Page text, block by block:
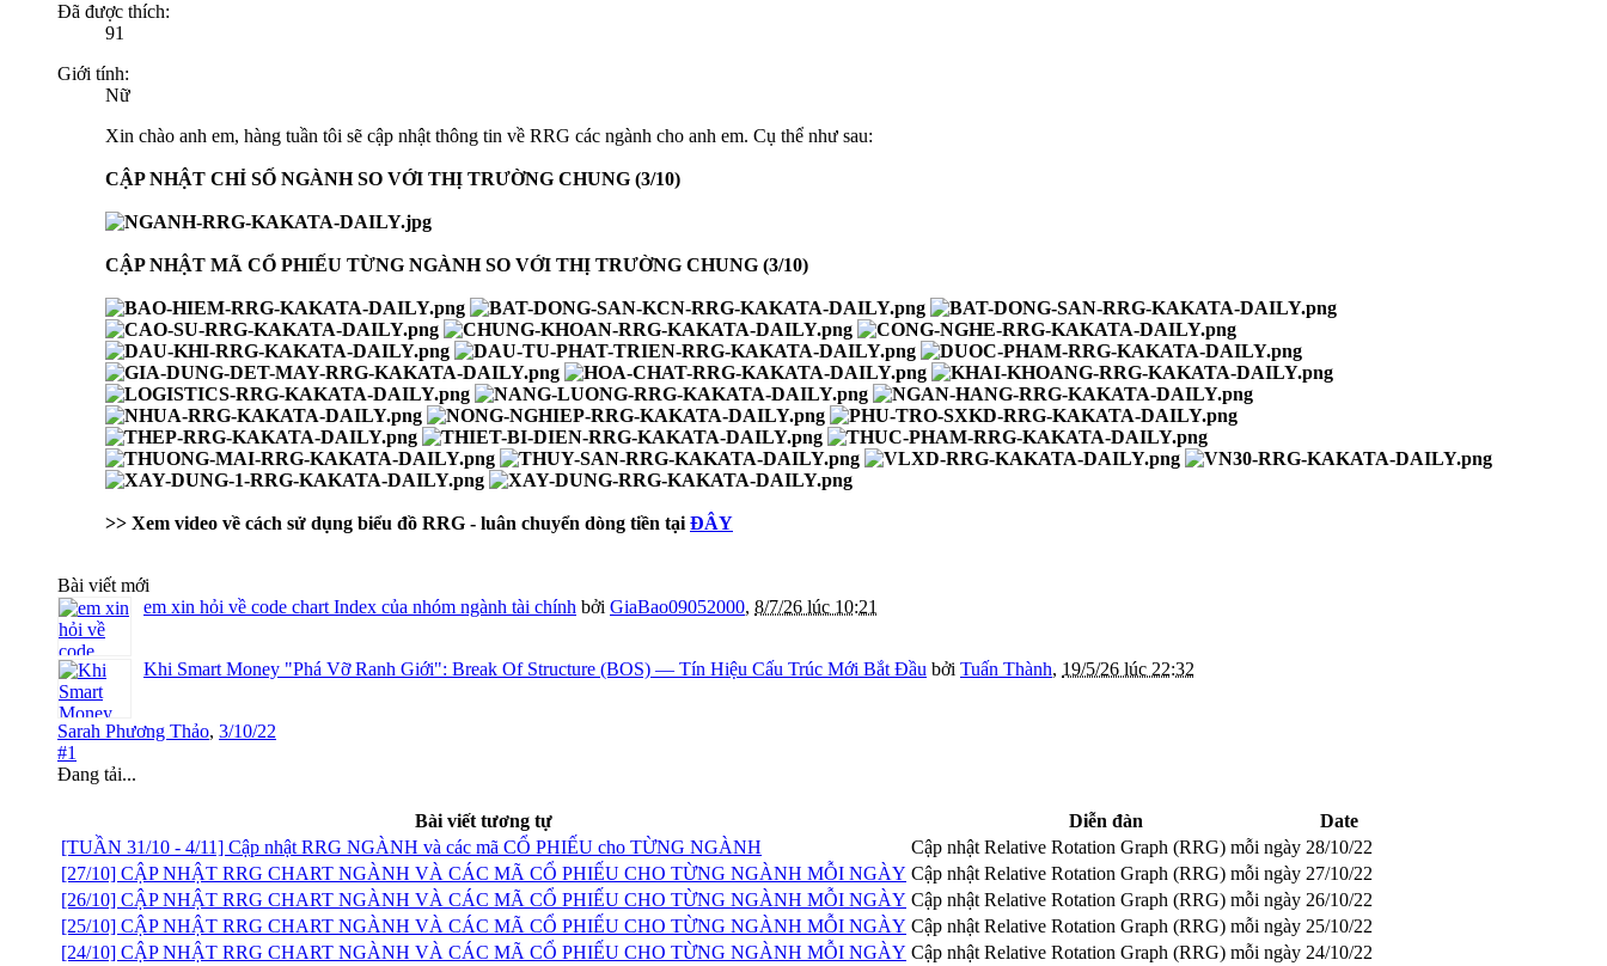
Đã được thích:
91
Giới tính:
Nữ
Xin chào anh em, hàng tuần tôi sẽ cập nhật thông tin về RRG các ngành cho anh em. Cụ thể như sau:
CẬP NHẬT CHỈ SỐ NGÀNH SO VỚI THỊ TRƯỜNG CHUNG (3/10)
CẬP NHẬT MÃ CỔ PHIẾU TỪNG NGÀNH SO VỚI THỊ TRƯỜNG CHUNG (3/10)
>> Xem video về cách sử dụng biểu đồ RRG - luân chuyển dòng tiền tại ĐÂY
Bài viết mới
em xin hỏi về code chart Index của nhóm ngành tài chính bởi GiaBao09052000, 8/7/26 lúc 10:21
Khi Smart Money "Phá Vỡ Ranh Giới": Break Of Structure (BOS) — Tín Hiệu Cấu Trúc Mới Bắt Đầu bởi Tuấn Thành, 19/5/26 lúc 22:32
Sarah Phương Thảo, 3/10/22
#1
Đang tải...
Bài viết tương tự Diễn đàn
Date
[TUẦN 31/10 - 4/11] Cập nhật RRG NGÀNH và các mã CỔ PHIẾU cho TỪNG NGÀNH
Cập nhật Relative Rotation Graph (RRG) mỗi ngày 28/10/22
[27/10] CẬP NHẬT RRG CHART NGÀNH VÀ CÁC MÃ CỔ PHIẾU CHO TỪNG NGÀNH MỖI NGÀY Cập nhật Relative Rotation Graph (RRG) mỗi ngày 27/10/22
[26/10] CẬP NHẬT RRG CHART NGÀNH VÀ CÁC MÃ CỔ PHIẾU CHO TỪNG NGÀNH MỖI NGÀY Cập nhật Relative Rotation Graph (RRG) mỗi ngày 26/10/22
[25/10] CẬP NHẬT RRG CHART NGÀNH VÀ CÁC MÃ CỔ PHIẾU CHO TỪNG NGÀNH MỖI NGÀY Cập nhật Relative Rotation Graph (RRG) mỗi ngày 25/10/22
[24/10] CẬP NHẬT RRG CHART NGÀNH VÀ CÁC MÃ CỔ PHIẾU CHO TỪNG NGÀNH MỖI NGÀY Cập nhật Relative Rotation Graph (RRG) mỗi ngày 24/10/22